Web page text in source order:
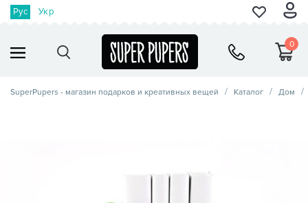
Рус Укр
0
SuperPupers - магазин подарков и креативных вещей Каталог Дом